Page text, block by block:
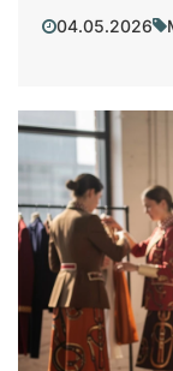
04.05.2026